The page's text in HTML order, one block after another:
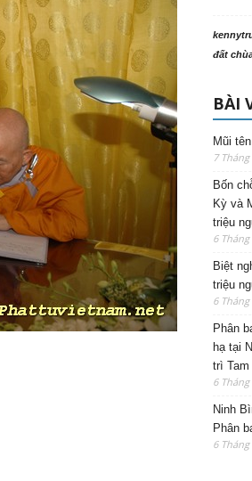
đất
BÀI
Mũi
7
Bốn
Kỳ và
triệu
6 Tháng
Biệt
triệu
6 Tháng
Phân
hạ tại
trì Tam
6 Tháng
Ninh
Phân
6 Tháng